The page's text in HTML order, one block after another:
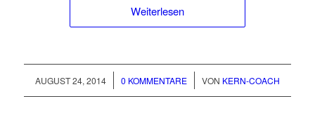
Weiterlesen
AUGUST 24, 2014
/ 0 KOMMENTARE
/ VON KERN-COACH